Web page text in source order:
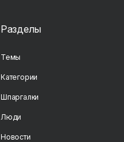
Разделы
Темы
Категории
Шпаргалки
Люди
Новости